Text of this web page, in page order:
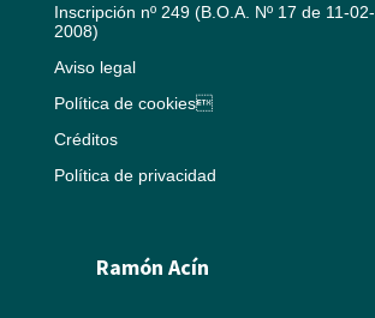
Inscripción nº 249 (B.O.A. Nº 17 de 11-02-
2008)
Aviso legal
Política de cookies
Créditos
Política de privacidad
Ramón Acín